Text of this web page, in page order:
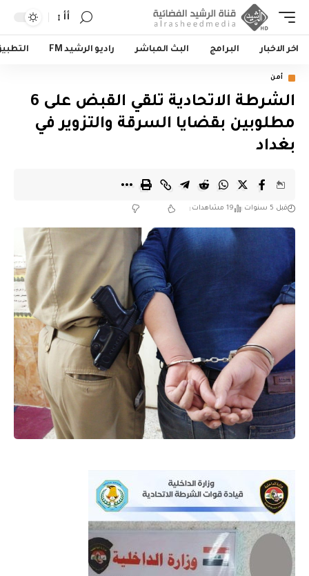
أأ
اخر الاخبار البرامج البث المباشر راديو الرشيد FM
أمن
الشرطة الاتحادية تلقي القبض على 6
مطلوبين بقضايا السرقة والتزوير في
بغداد
قبل 5 سنوات 19 مشاهدات